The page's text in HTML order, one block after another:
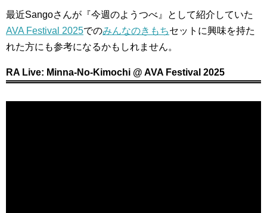
最近Sangoさんが『今週のようつべ』として紹介していた
AVA Festival 2025でのみんなのきもちセットに興味を持た
れた方にも参考になるかもしれません。
RA Live: Minna-No-Kimochi @ AVA Festival 2025